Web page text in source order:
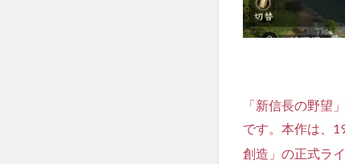
い！
1.2.1
たちを
仲間に
でき
る！
「新信長の野望
です。本作は、
創造」の正式ラ